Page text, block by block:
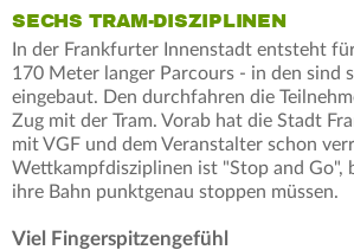
SECHS TRAM-DISZIPLINEN
In der Frankfurter Innenstadt entsteht
170 Meter langer Parcours - in den sind
eingebaut. Den durchfahren die
Zug mit der Tram. Vorab hat die Stadt
mit VGF und dem Veranstalter schon
Wettkampfdisziplinen ist "Stop and Go",
ihre Bahn punktgenau stoppen müssen.
Viel Fingerspitzengefühl